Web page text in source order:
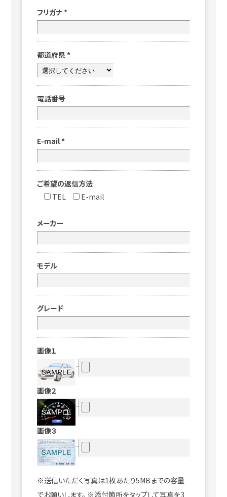
フリガナ *
都道府県 *
電話番号
E-mail *
ご希望の返信方法
TEL
E-mail
メーカー
モデル
グレード
画像１
画像２
画像３
※送信いただく写真は1枚あたり5MBまでの容量
でお願いします。 ※添付箇所をタップして写真を3